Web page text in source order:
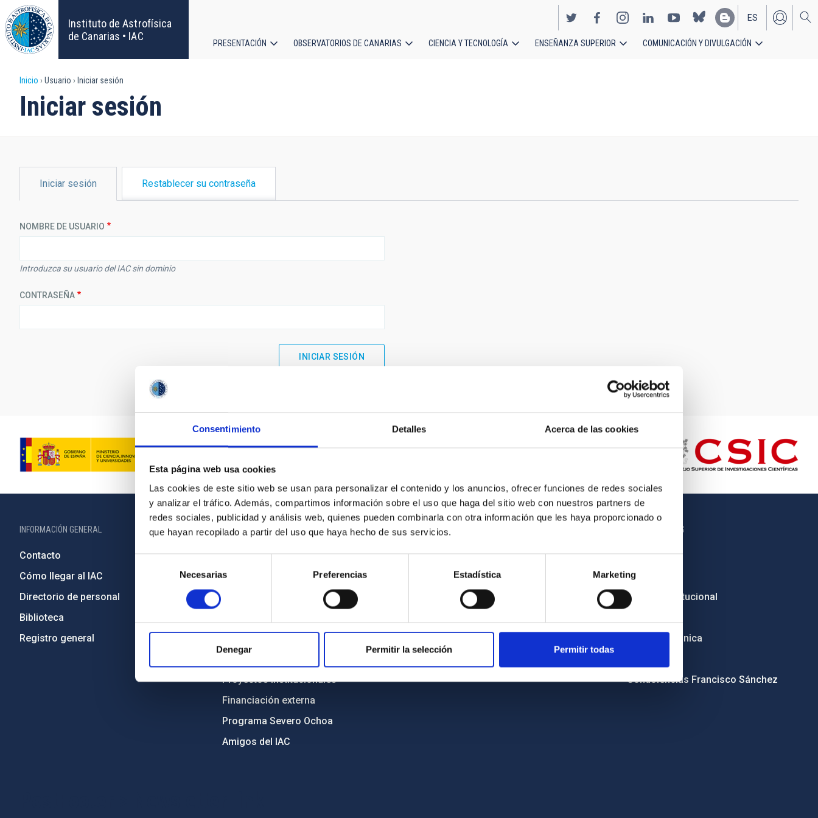
Consentimiento Detalles Acerca de las cookies
Esta página web usa cookies
Las cookies de este sitio web se usan para personalizar el contenido y los anuncios, ofrecer funciones de redes sociales
y analizar el tráfico. Además, compartimos información sobre el uso que haga del sitio web con nuestros partners de
redes sociales, publicidad y análisis web, quienes pueden combinarla con otra información que les haya proporcionado o
que hayan recopilado a partir del uso que haya hecho de sus servicios.
consentimiento
Necesarias Preferencias Estadística Marketing
Denegar Permitir la selección Permitir todas
Pasar
al
contenido
principal
Instituto de Astrofísica
de Canarias • IAC
EN
ES
PRESENTACIÓN OBSERVATORIOS DE CANARIAS CIENCIA Y TECNOLOGÍA ENSEÑANZA SUPERIOR COMUNICACIÓN Y DIVULGACIÓN
Sobrescribir
enlaces
ayuda
a
la
Inicio Usuario Iniciar sesión
Iniciar sesión
PRINCIPALES
Iniciar sesión Restablecer su contraseña
NOMBRE DE USUARIO
Introduzca su usuario del IAC sin dominio
CONTRASEÑA
INFORMACIÓN GENERAL
Contacto
Cómo llegar al IAC
Directorio de personal
Biblioteca
Registro general
INFORMACIÓN INSTITUCIONAL
Legislación
Transparencia
Código ético y política antifraude
Medio Ambiente y Sostenibilidad
Proyectos institucionales
Financiación externa
Programa Severo Ochoa
Amigos del IAC
PORTAL DEL IAC
Mapa web
Políticas de privacidad
Aviso legal
OTROS ENLACES
Empleo
Licitaciones
Imagen institucional
Sede electrónica
Condolencias Francisco Sánchez